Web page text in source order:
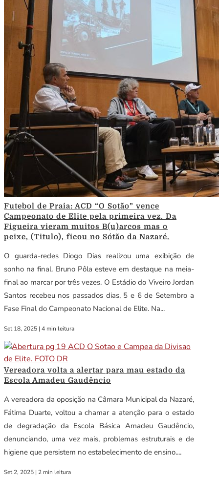
Futebol de Praia: ACD “O Sotão” vence
Campeonato de Elite pela primeira vez. Da
Figueira vieram muitos B(u)arcos mas o
peixe, (Titulo), ficou no Sótão da Nazaré.
O guarda-redes Diogo Dias realizou uma exibição de
sonho na final. Bruno Pôla esteve em destaque na meia-
final ao marcar por três vezes. O Estádio do Viveiro Jordan
Santos recebeu nos passados dias, 5 e 6 de Setembro a
Fase Final do Campeonato Nacional de Elite. Na...
Set 18, 2025 | 4 min leitura
Vereadora volta a alertar para mau estado da
Escola Amadeu Gaudêncio
A vereadora da oposição na Câmara Municipal da Nazaré,
Fátima Duarte, voltou a chamar a atenção para o estado
de degradação da Escola Básica Amadeu Gaudêncio,
denunciando, uma vez mais, problemas estruturais e de
higiene que persistem no estabelecimento de ensino....
Set 2, 2025 | 2 min leitura